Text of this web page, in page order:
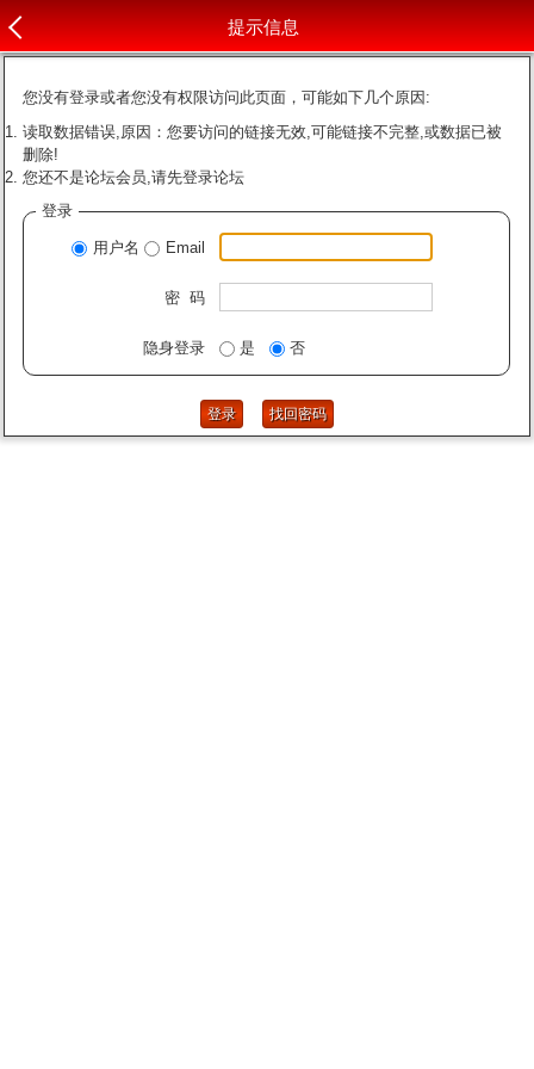
提示信息
您没有登录或者您没有权限访问此页面，可能如下几个原因:
读取数据错误,原因：您要访问的链接无效,可能链接不完整,或数据已被
删除!
您还不是论坛会员,请先登录论坛
登录
用户名 Email
密 码
隐身登录 是 否